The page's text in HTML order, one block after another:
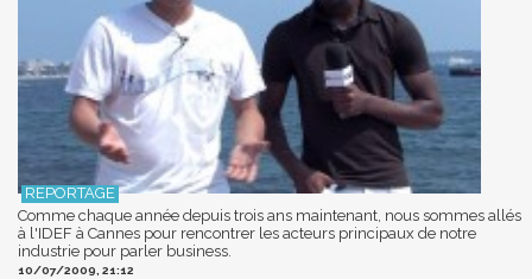
Comme chaque année depuis trois ans maintenant, nous sommes allés
à l'IDEF à Cannes pour rencontrer les acteurs principaux de notre
industrie pour parler business.
10/07/2009, 21:12